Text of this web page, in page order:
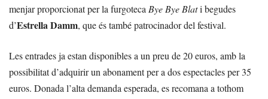
menjar proporcionat per la furgoteca Bye Bye Blati begudes
d’Estrella Damm, que és també patrocinador del festival.
Les entrades ja estan disponibles a un preu de 20 euros, amb la
possibilitat d’adquirir un abonament per a dos espectacles per 35
euros. Donada l’alta demanda esperada, es recomana a tothom